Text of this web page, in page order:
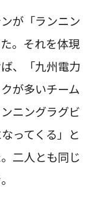
が「ランニン
。それを体現
、「九州電力
が多いチーム
ニングラグビ
ってくる」と
二人とも同じ